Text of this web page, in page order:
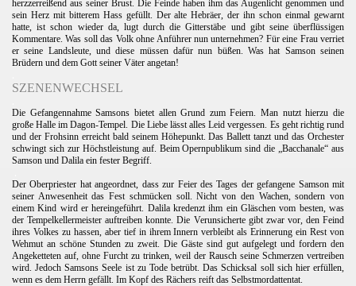
herzzerreißend aus seiner Brust. Die Feinde haben ihm das Augenlicht genommen und
sein Herz mit bitterem Hass gefüllt. Der alte Hebräer, der ihn schon einmal gewarnt
hatte, ist schon wieder da, lugt durch die Gitterstäbe und gibt seine überflüssigen
Kommentare. Was soll das Volk ohne Anführer nun unternehmen? Für eine Frau verriet
er seine Landsleute, und diese müssen dafür nun büßen. Was hat Samson seinen
Brüdern und dem Gott seiner Väter angetan!
SZENENWECHSEL
Die Gefangennahme Samsons bietet allen Grund zum Feiern. Man nutzt hierzu die
große Halle im Dagon-Tempel. Die Liebe lässt alles Leid vergessen. Es geht richtig rund
und der Frohsinn erreicht bald seinem Höhepunkt. Das Ballett tanzt und das Orchester
schwingt sich zur Höchstleistung auf. Beim Opernpublikum sind die „Bacchanale“ aus
Samson und Dalila ein fester Begriff.
Der Oberpriester hat angeordnet, dass zur Feier des Tages der gefangene Samson mit
seiner Anwesenheit das Fest schmücken soll. Nicht von den Wachen, sondern von
einem Kind wird er hereingeführt. Dalila kredenzt ihm ein Gläschen vom besten, was
der Tempelkellermeister auftreiben konnte. Die Verunsicherte gibt zwar vor, den Feind
ihres Volkes zu hassen, aber tief in ihrem Innern verbleibt als Erinnerung ein Rest von
Wehmut an schöne Stunden zu zweit. Die Gäste sind gut aufgelegt und fordern den
Angeketteten auf, ohne Furcht zu trinken, weil der Rausch seine Schmerzen vertreiben
wird. Jedoch Samsons Seele ist zu Tode betrübt. Das Schicksal soll sich hier erfüllen,
wenn es dem Herrn gefällt. Im Kopf des Rächers reift das Selbstmordattentat.